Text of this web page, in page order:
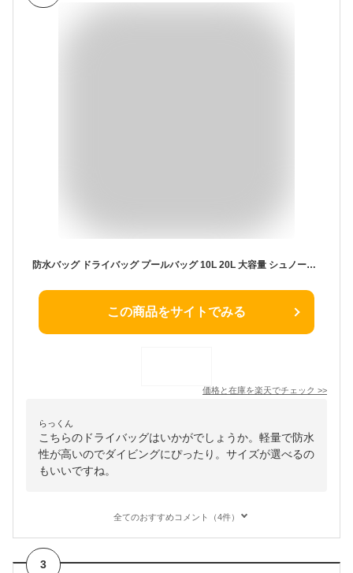
防水バッグ ドライバッグ プールバッグ 10L 20L 大容量 シュノーケリング スノーケリング ボディーボード 防水ドライバッグ アウトドア 多機能 防水リュック スマホ リュック ダイビングバッグ 防水 軽量 通勤 2WAY 夏 津波防災
この商品をサイトでみる
価格と在庫を楽天でチェック >>
らっくん
こちらのドライバッグはいかがでしょうか。軽量で防水
性が高いのでダイビングにぴったり。サイズが選べるの
もいいですね。
全てのおすすめコメント（4件）
3